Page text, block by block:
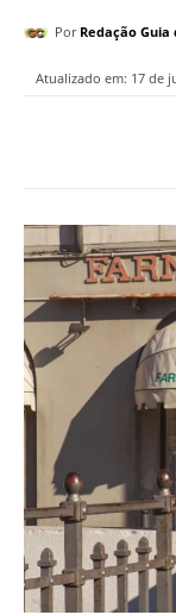
Por Redação Guia
Atualizado em: 17 de